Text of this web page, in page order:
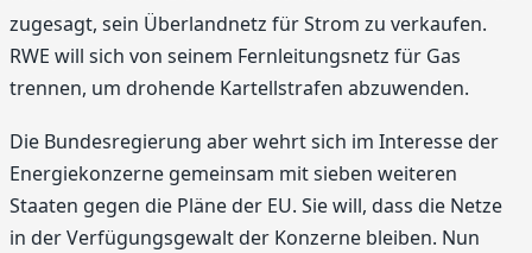
zugesagt, sein Überlandnetz für Strom zu verkaufen.
RWE will sich von seinem Fernleitungsnetz für Gas
trennen, um drohende Kartellstrafen abzuwenden.
Die Bundesregierung aber wehrt sich im Interesse der
Energiekonzerne gemeinsam mit sieben weiteren
Staaten gegen die Pläne der EU. Sie will, dass die Netze
in der Verfügungsgewalt der Konzerne bleiben. Nun